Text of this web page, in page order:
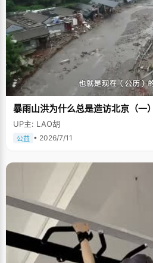
暴雨山洪为什么总是造访北京（一）
UP主: LAO胡
公益 • 2026/7/11